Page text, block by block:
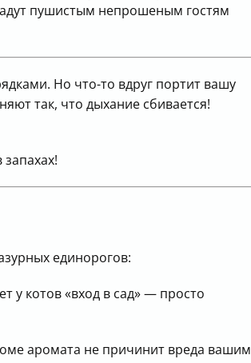
пушистым непрошеным гостям
Но что-то вдруг портит вашу
так, что дыхание сбивается!
единорогов:
у котов «вход в сад» — просто
аромата не причинит вреда вашим